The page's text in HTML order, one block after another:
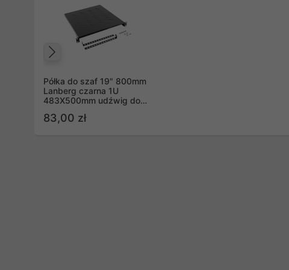
Półka do szaf 19" 800mm
Lanberg czarna 1U
483X500mm udźwig do
(AK-1005-B)
83,00 zł